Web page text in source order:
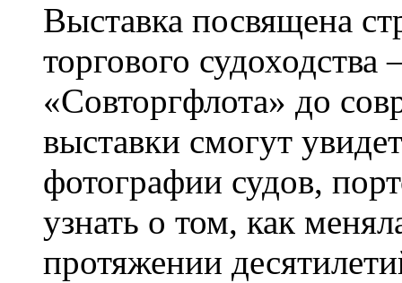
Выставка посвящена
торгового
«Совторгфлота» до
выставки смогут
фотографии судов,
узнать о том, как
протяжении